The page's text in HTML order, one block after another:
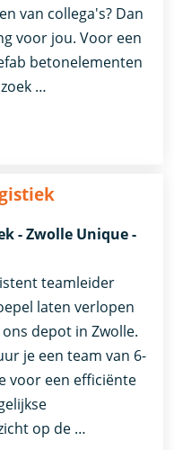
van collega's? Dan
voor jou. Voor een
betonelementen
…
- Zwolle Unique -
teamleider
laten verlopen
depot in Zwolle.
je een team van 6-
voor een efficiënte
op de …